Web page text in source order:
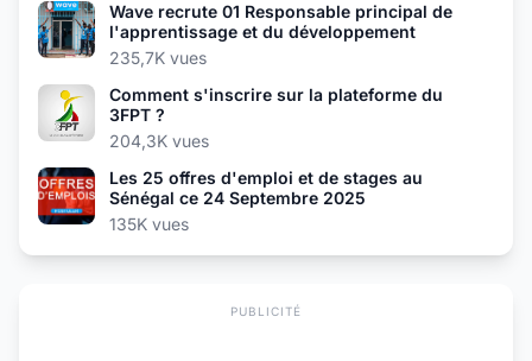
Wave recrute 01 Responsable principal de
l'apprentissage et du développement
235,7K vues
Comment s'inscrire sur la plateforme du
3FPT ?
204,3K vues
Les 25 offres d'emploi et de stages au
Sénégal ce 24 Septembre 2025
135K vues
PUBLICITÉ